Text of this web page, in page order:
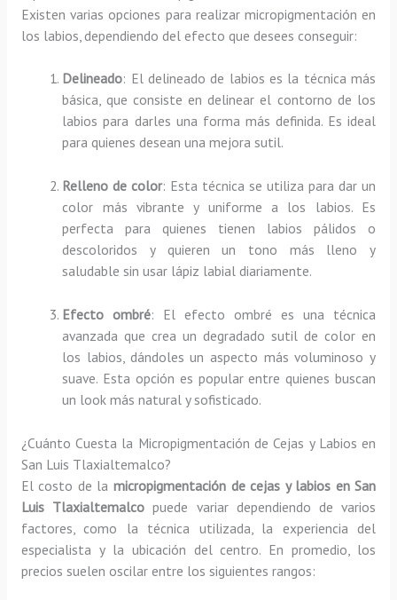
Existen varias opciones para realizar micropigmentación en
los labios, dependiendo del efecto que desees conseguir:
Delineado: El delineado de labios es la técnica más
básica, que consiste en delinear el contorno de los
labios para darles una forma más definida. Es ideal
para quienes desean una mejora sutil.
Relleno de color: Esta técnica se utiliza para dar un
color más vibrante y uniforme a los labios. Es
perfecta para quienes tienen labios pálidos o
descoloridos y quieren un tono más lleno y
saludable sin usar lápiz labial diariamente.
Efecto ombré: El efecto ombré es una técnica
avanzada que crea un degradado sutil de color en
los labios, dándoles un aspecto más voluminoso y
suave. Esta opción es popular entre quienes buscan
un look más natural y sofisticado.
¿Cuánto Cuesta la Micropigmentación de Cejas y Labios en
San Luis Tlaxialtemalco?
El costo de la micropigmentación de cejas y labios en San
Luis Tlaxialtemalco puede variar dependiendo de varios
factores, como la técnica utilizada, la experiencia del
especialista y la ubicación del centro. En promedio, los
precios suelen oscilar entre los siguientes rangos: